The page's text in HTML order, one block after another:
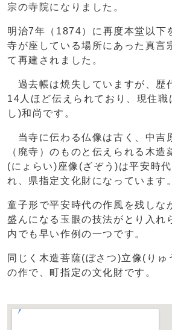
宗の寺院になりました。
明治7年（1874）に再度本堂以下
寺が座している場所にあった真言
て再建されました。
過去帳は焼失していますが、歴
14人ほど伝えられており、現住職
し)和尚です。
当寺に伝わる仏像は古く、中吉
（廃寺）のものと伝えられる木造
(にょらい)座像(ざぞう)は平安時
れ、県指定文化財になっています。
童子形で平安時代の作風を残しな
盛んになる玉眼の技法がとり入れ
内でも早い作例の一つです。
同じく木造菩薩(ぼさつ)立像(りゅ
の作で、町指定の文化財です。